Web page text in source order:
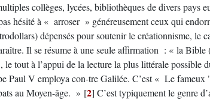
collèges, lycées, bibliothèques de divers pays
hésité à « arroser » généreusement ceux qui
dépensés pour soutenir le créationnisme, le
Il se résume à une seule affirmation : « la
le tout à l’appui de la lecture la plus littérale possible
Paul V employa con-tre Galilée. C’est « Le
au Moyen-âge. » [2] C’est typiquement le genre